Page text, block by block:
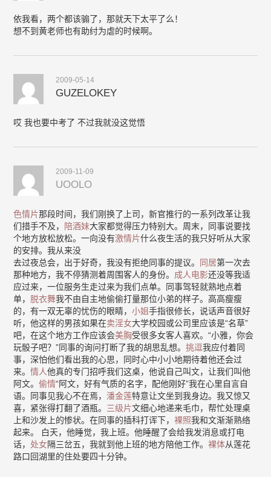
依我看，两个都该骟了，那就天下太平了么！
想不到黄老师也有助纣为虐的时候啊。
2009-05-14
GUZELOKEY
哎 我也要中考了 不过我就没这觉悟
2009-11-09
UOOLO
色情片那段时间，我们刚换了上司，新官推行的一系列改革让我
们措手不及， 陪酒妹大家都觉得压力特别大。周末，同事说要找
个地方放松放松。一向没有激情片什么夜生活的我只好听从大家
的安排。我从来没
去过夜总会，出于好奇，我没有拒绝同事的提议。 同居第一次去
那种地方，我不停猜测着周围客人的身份。 成人电影还没等我适
应过来，一位服务生走过来为我们点单。同事驾轻就熟地点着
单， 脱衣舞我不由自主地偷偷打量那位小弟的样子。高高瘦瘦
的，有一双无辜的忧伤的眼睛，小姐手指很修长，说话声音很好
听，他这样的男孩如果在卖淫女大学校园或公司里应该是“名草”
吧，在这个地方工作应该会美胸受很多女客人喜欢。“小雅，你会
玩骰子吧？”同事的询问打断了我的胡思乱想。挑逗我应付着同
事，深怕他们看出我的心思，同时心中小小地期待着他还会过
来。情人他真的专门招呼我们这桌，他说自己叫文，让我们叫他
阿文。偷情“阿文，好有气质的名字，配他刚好”我在心里自言自
语。同事见我心不在焉， 潘金莲特意让文坐到我身边。我又惊又
喜，紧张得打翻了酒瓶。 三级片文细心地递来毛巾，帮忙处理桌
上和沙发上的惨状。在同事的插科打诨下，裸照我和文渐渐熟络
起来。 白天，他睡觉，我上班。他睡醒了会给我发消息或打电
话， 处女隔三岔五，我就到他上班的地方陪他工作。裸体从莲花
路口回湖里的住处要四十分钟。